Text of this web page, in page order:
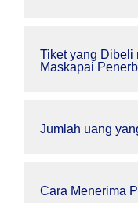
Tiket yang Dibeli
Maskapai
Jumlah uang
Cara Menerima